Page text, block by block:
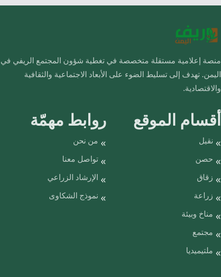
منصة إعلامية مستقلة متخصصة في تغطية شؤون المجتمع الريفي في
اليمن. تهدف إلى تسليط الضوء على الأبعاد الاجتماعية والثقافية
والاقتصادية.
أقسام الموقع
نقيل
حصن
زقاق
زراعة
مناخ وبيئة
مجتمع
ملتيميديا
روابط مهمّة
من نحن
تواصل معنا
الإرشاد الزراعي
نموذج الشكاوى